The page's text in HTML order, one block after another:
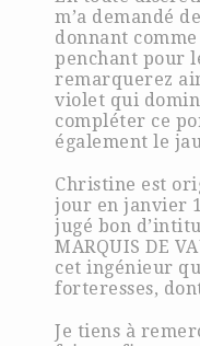
m’a demandé
donnant
penchant pour
remarquerez
violet qui
compléter ce
également le
Christine est
jour en janvier
jugé bon
MARQUIS DE
cet ingénieur
forteresses,
Je tiens à